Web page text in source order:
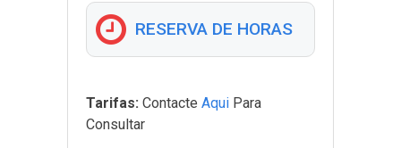
RESERVA DE HORAS
Tarifas: Contacte Aqui Para
Consultar